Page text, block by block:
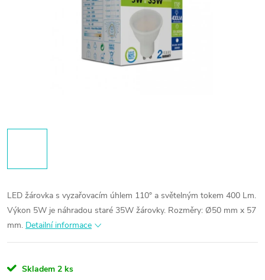
LED žárovka s vyzařovacím úhlem 110° a světelným tokem 400 Lm.
Výkon 5W je náhradou staré 35W žárovky. Rozměry: Ø50 mm x 57
mm. Detailní informace
Skladem 2 ks